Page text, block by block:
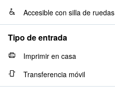
Accesible con silla de ruedas
Tipo de entrada
Imprimir en casa
Transferencia móvil